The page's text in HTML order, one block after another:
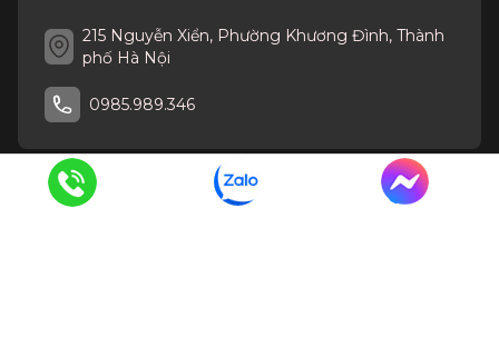
215 Nguyễn Xiển, Phường Khương Đình, Thành
phố Hà Nội
0985.989.346